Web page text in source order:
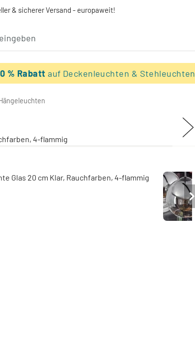
& sicherer Versand - europaweit!
% Rabattauf Deckenleuchten & Stehleuchten